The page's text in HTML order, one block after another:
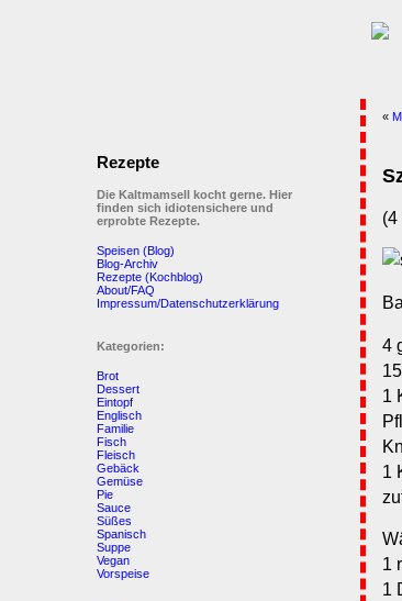
«
(4
4
1
1
1
1
Rezepte
Die Kaltmamsell kocht gerne. Hier
finden sich idiotensichere und
erprobte Rezepte.
Speisen (Blog)
Blog-Archiv
Rezepte (Kochblog)
About/FAQ
Impressum/Datenschutzerklärung
Kategorien:
Brot
Dessert
Eintopf
Englisch
Familie
Fisch
Fleisch
Gebäck
Gemüse
Pie
Sauce
Süßes
Spanisch
Suppe
Vegan
Vorspeise